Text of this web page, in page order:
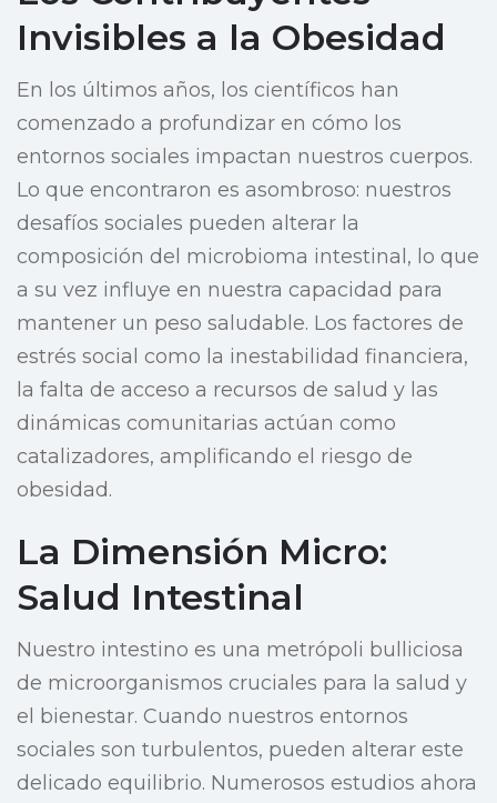
Invisibles a la Obesidad
En los últimos años, los científicos han
comenzado a profundizar en cómo los
entornos sociales impactan nuestros cuerpos.
Lo que encontraron es asombroso: nuestros
desafíos sociales pueden alterar la
composición del microbioma intestinal, lo que
a su vez influye en nuestra capacidad para
mantener un peso saludable. Los factores de
estrés social como la inestabilidad financiera,
la falta de acceso a recursos de salud y las
dinámicas comunitarias actúan como
catalizadores, amplificando el riesgo de
obesidad.
La Dimensión Micro:
Salud Intestinal
Nuestro intestino es una metrópoli bulliciosa
de microorganismos cruciales para la salud y
el bienestar. Cuando nuestros entornos
sociales son turbulentos, pueden alterar este
delicado equilibrio. Numerosos estudios ahora